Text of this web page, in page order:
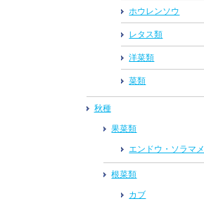
ホウレンソウ
レタス類
洋菜類
菜類
秋種
果菜類
エンドウ・ソラマメ
根菜類
カブ